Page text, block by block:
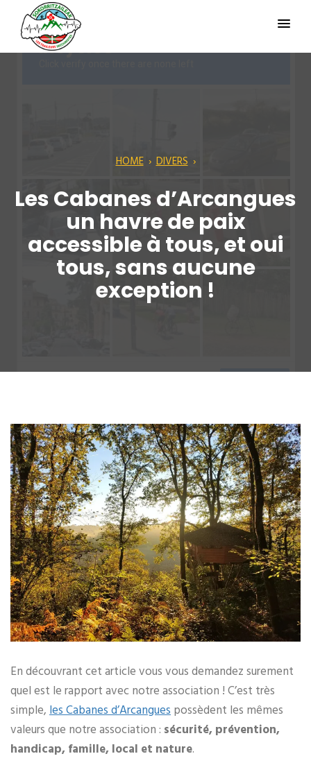
HOME › DIVERS ›
Les Cabanes d’Arcangues
un havre de paix
accessible à tous, et oui
tous, sans aucune
exception !
En découvrant cet article vous vous demandez surement
quel est le rapport avec notre association ! C’est très
simple,les Cabanes d’Arcanguespossèdent les mêmes
valeurs que notre association : sécurité, prévention,
handicap, famille, local et nature.